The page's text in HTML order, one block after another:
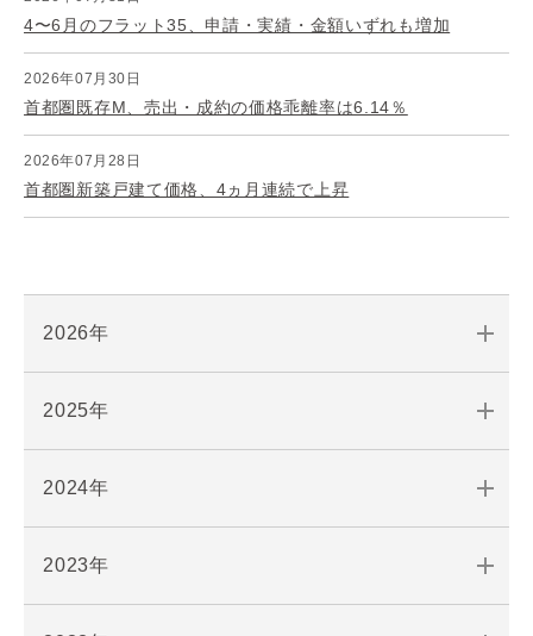
4〜6月のフラット35、申請・実績・金額いずれも増加
2026年07月30日
首都圏既存M、売出・成約の価格乖離率は6.14％
2026年07月28日
首都圏新築戸建て価格、4ヵ月連続で上昇
2026年
2025年
2024年
2023年